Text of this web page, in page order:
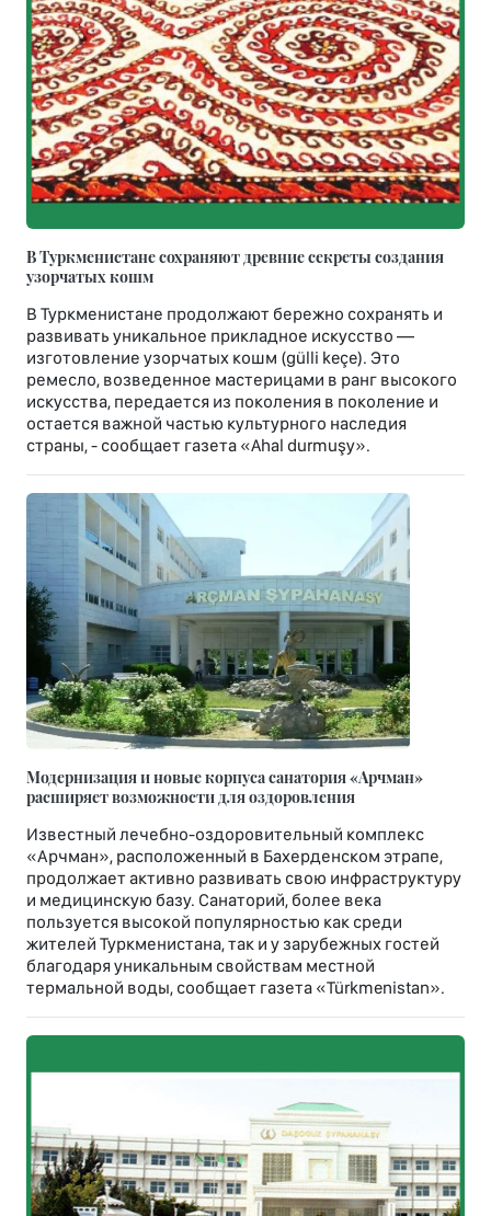
В Туркменистане сохраняют древние секреты создания
узорчатых кошм
В Туркменистане продолжают бережно сохранять и
развивать уникальное прикладное искусство —
изготовление узорчатых кошм (gülli keçe). Это
ремесло, возведенное мастерицами в ранг высокого
искусства, передается из поколения в поколение и
остается важной частью культурного наследия
страны, - сообщает газета «Ahal durmuşy».
Модернизация и новые корпуса санатория «Арчман»
расширяет возможности для оздоровления
Известный лечебно-оздоровительный комплекс
«Арчман», расположенный в Бахерденском этрапе,
продолжает активно развивать свою инфраструктуру
и медицинскую базу. Санаторий, более века
пользуется высокой популярностью как среди
жителей Туркменистана, так и у зарубежных гостей
благодаря уникальным свойствам местной
термальной воды, сообщает газета «Türkmenistan».